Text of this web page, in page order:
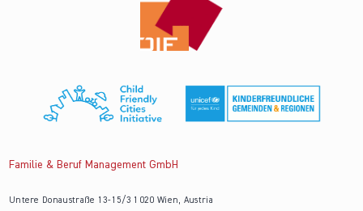
Familie & Beruf Management GmbH
Untere Donaustraße 13-15/3 1020 Wien, Austria